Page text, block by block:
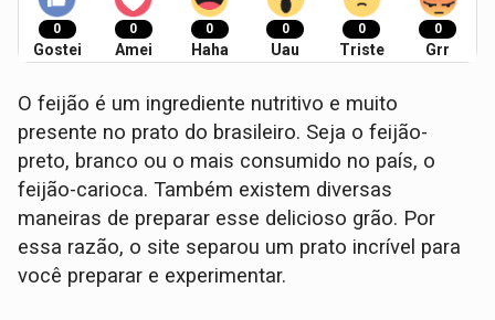
0
Gostei
0
Amei
0
Haha
0
Uau
0
Triste
0
Grr
O feijão é um ingrediente nutritivo e muito
presente no prato do brasileiro. Seja o feijão-
preto, branco ou o mais consumido no país, o
feijão-carioca. Também existem diversas
maneiras de preparar esse delicioso grão. Por
essa razão, o site separou um prato incrível para
você preparar e experimentar.